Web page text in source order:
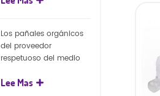
Los pañales orgánicos
del proveedor
respetuoso del medio
llegada venden al por
Lee Mas